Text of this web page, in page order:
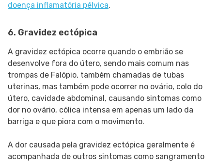
doença inflamatória pélvica.
6. Gravidez ectópica
A gravidez ectópica ocorre quando o embrião se
desenvolve fora do útero, sendo mais comum nas
trompas de Falópio, também chamadas de tubas
uterinas, mas também pode ocorrer no ovário, colo do
útero, cavidade abdominal, causando sintomas como
dor no ovário, cólica intensa em apenas um lado da
barriga e que piora com o movimento.
A dor causada pela gravidez ectópica geralmente é
acompanhada de outros sintomas como sangramento